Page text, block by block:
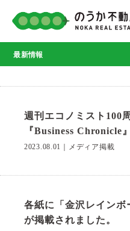
最新情報
週刊エコノミスト100
『Business Chronicle
2023.08.01
メディア掲載
各紙に「金沢レインボ
が掲載されました。